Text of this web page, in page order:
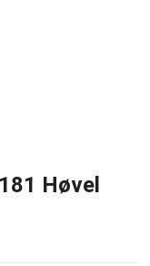
Høvel